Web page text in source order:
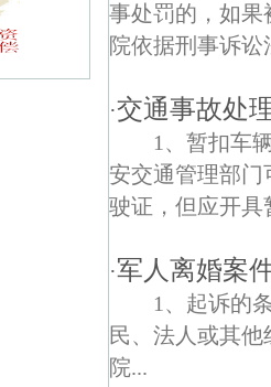
事处罚的，如
院依据刑事诉讼
·交通事故处
1、暂扣车
安交通管理部
驶证，但应开具
·军人离婚案
1、起诉的
民、法人或其
院...